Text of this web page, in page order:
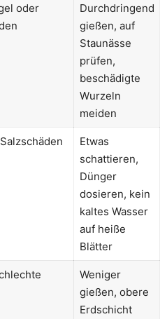
oder
Durchdringend
gießen, auf
Staunässe
prüfen,
beschädigte
Wurzeln
meiden
Etwas
schattieren,
Dünger
dosieren, kein
kaltes Wasser
auf heiße
Blätter
Weniger
gießen, obere
Erdschicht